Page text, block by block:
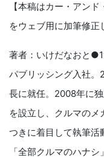
【本稿はカー・アン
をウェブ用に加筆修正
著者：いけだなおと
パブリッシング入社
長に就任。2008年に
を設立し、クルマの
つきに着目して執筆活
「全部クルマのハナ